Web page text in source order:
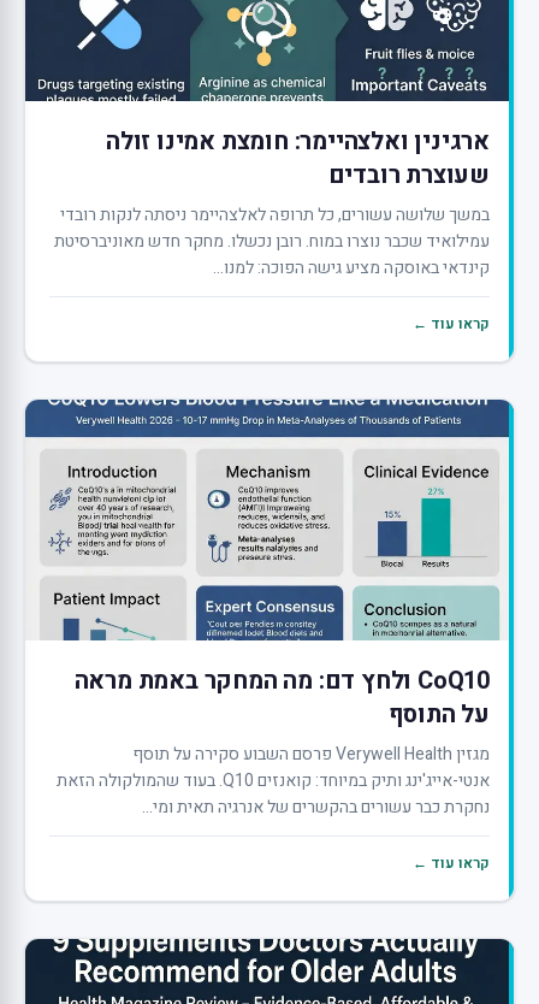
ארגינין ואלצהיימר: חומצת אמינו זולה
שעוצרת רובדים
במשך שלושה עשורים, כל תרופה לאלצהיימר ניסתה לנקות רובדי
עמילואיד שכבר נוצרו במוח. רובן נכשלו. מחקר חדש מאוניברסיטת
קינדאי באוסקה מציע גישה הפוכה: למנו...
קראו עוד ←
CoQ10 ולחץ דם: מה המחקר באמת מראה
על התוסף
מגזין Verywell Health פרסם השבוע סקירה על תוסף
אנטי-אייג'ינג ותיק במיוחד: קואנזים Q10. בעוד שהמולקולה הזאת
נחקרת כבר עשורים בהקשרים של אנרגיה תאית ומי...
קראו עוד ←